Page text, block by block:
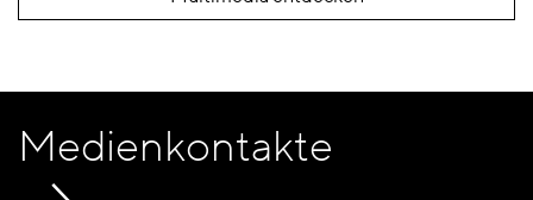
Medienkontakte